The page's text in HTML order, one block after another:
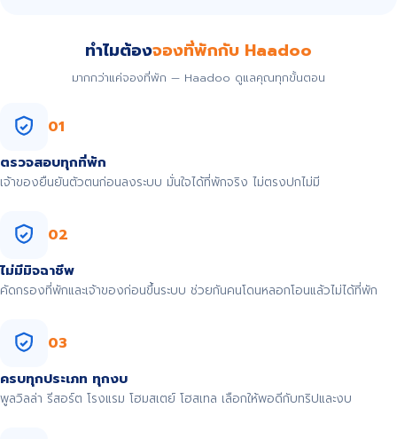
ทำไมต้องจองที่พักกับ Haadoo
มากกว่าแค่จองที่พัก — Haadoo ดูแลคุณทุกขั้นตอน
01
ตรวจสอบทุกที่พัก
เจ้าของยืนยันตัวตนก่อนลงระบบ มั่นใจได้ที่พักจริง ไม่ตรงปกไม่มี
02
ไม่มีมิจฉาชีพ
คัดกรองที่พักและเจ้าของก่อนขึ้นระบบ ช่วยกันคนโดนหลอกโอนแล้วไม่ได้ที่พัก
03
ครบทุกประเภท ทุกงบ
พูลวิลล่า รีสอร์ต โรงแรม โฮมสเตย์ โฮสเทล เลือกให้พอดีกับทริปและงบ